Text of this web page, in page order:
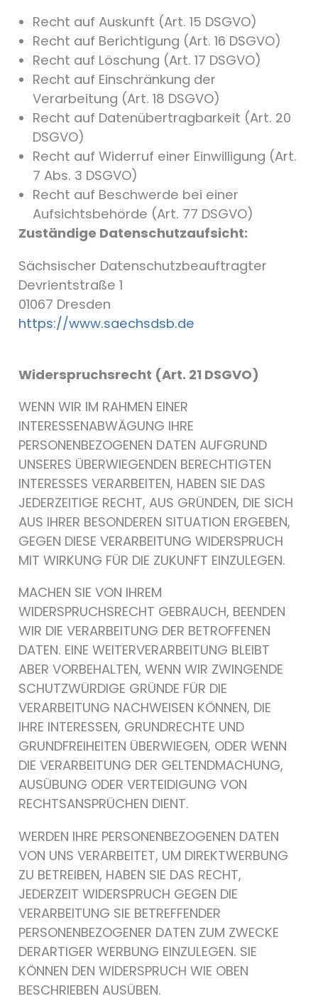
Recht auf Auskunft (Art. 15 DSGVO)
Recht auf Berichtigung (Art. 16 DSGVO)
Recht auf Löschung (Art. 17 DSGVO)
Recht auf Einschränkung der
Verarbeitung (Art. 18 DSGVO)
Recht auf Datenübertragbarkeit (Art. 20
DSGVO)
Recht auf Widerruf einer Einwilligung (Art.
7 Abs. 3 DSGVO)
Recht auf Beschwerde bei einer
Aufsichtsbehörde (Art. 77 DSGVO)
Zuständige Datenschutzaufsicht:
Sächsischer Datenschutzbeauftragter
Devrientstraße 1
01067 Dresden
https://www.saechsdsb.de
Widerspruchsrecht (Art. 21 DSGVO)
WENN WIR IM RAHMEN EINER
INTERESSENABWÄGUNG IHRE
PERSONENBEZOGENEN DATEN AUFGRUND
UNSERES ÜBERWIEGENDEN BERECHTIGTEN
INTERESSES VERARBEITEN, HABEN SIE DAS
JEDERZEITIGE RECHT, AUS GRÜNDEN, DIE SICH
AUS IHRER BESONDEREN SITUATION ERGEBEN,
GEGEN DIESE VERARBEITUNG WIDERSPRUCH
MIT WIRKUNG FÜR DIE ZUKUNFT EINZULEGEN.
MACHEN SIE VON IHREM
WIDERSPRUCHSRECHT GEBRAUCH, BEENDEN
WIR DIE VERARBEITUNG DER BETROFFENEN
DATEN. EINE WEITERVERARBEITUNG BLEIBT
ABER VORBEHALTEN, WENN WIR ZWINGENDE
SCHUTZWÜRDIGE GRÜNDE FÜR DIE
VERARBEITUNG NACHWEISEN KÖNNEN, DIE
IHRE INTERESSEN, GRUNDRECHTE UND
GRUNDFREIHEITEN ÜBERWIEGEN, ODER WENN
DIE VERARBEITUNG DER GELTENDMACHUNG,
AUSÜBUNG ODER VERTEIDIGUNG VON
RECHTSANSPRÜCHEN DIENT.
WERDEN IHRE PERSONENBEZOGENEN DATEN
VON UNS VERARBEITET, UM DIREKTWERBUNG
ZU BETREIBEN, HABEN SIE DAS RECHT,
JEDERZEIT WIDERSPRUCH GEGEN DIE
VERARBEITUNG SIE BETREFFENDER
PERSONENBEZOGENER DATEN ZUM ZWECKE
DERARTIGER WERBUNG EINZULEGEN. SIE
KÖNNEN DEN WIDERSPRUCH WIE OBEN
BESCHRIEBEN AUSÜBEN.